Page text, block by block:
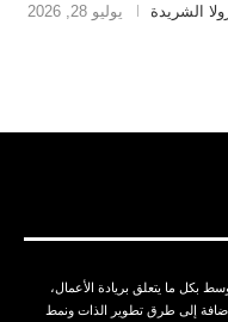
الشريدة يوليو 28, 2026
بكل ما يتعلق بريادة الأعمال،
إلى طرق تطوير الذات ونمط